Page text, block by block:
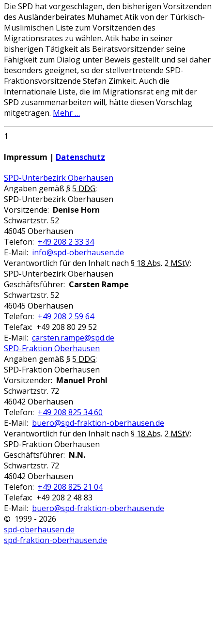
Die SPD hat vorgeschlagen, den bisherigen Vorsitzenden
des Ausländerbeirates Muhamet Atik von der Türkisch-
Muslimischen Liste zum Vorsitzenden des
Migrationsrates zu wählen. Atik habe in seiner
bisherigen Tätigkeit als Beiratsvorsitzender seine
Fähigkeit zum Dialog unter Beweis gestellt und sei daher
besonders geeignet, so der stellvertretende SPD-
Fraktionsvorsitzende Stefan Zimkeit. Auch die
Internationale Liste, die im Migrationsrat eng mit der
SPD zusammenarbeiten will, hätte diesen Vorschlag
mitgetragen. Mehr …
1
Impressum | Datenschutz
SPD-Unterbezirk Oberhausen
Angaben gemäß § 5 DDG:
SPD-Unterbezirk Oberhausen
Vorsitzende: Denise Horn
Schwartzstr. 52
46045 Oberhausen
Telefon: +49 208 2 33 34
E-Mail: info@spd-oberhausen.de
Verantwortlich für den Inhalt nach § 18 Abs. 2 MStV:
SPD-Unterbezirk Oberhausen
Geschäftsführer: Carsten Rampe
Schwartzstr. 52
46045 Oberhausen
Telefon: +49 208 2 59 64
Telefax: +49 208 80 29 52
E-Mail: carsten.rampe@spd.de
SPD-Fraktion Oberhausen
Angaben gemäß § 5 DDG:
SPD-Fraktion Oberhausen
Vorsitzender: Manuel Prohl
Schwartzstr. 72
46042 Oberhausen
Telefon: +49 208 825 34 60
E-Mail: buero@spd-fraktion-oberhausen.de
Verantwortlich für den Inhalt nach § 18 Abs. 2 MStV:
SPD-Fraktion Oberhausen
Geschäftsführer: N.N.
Schwartzstr. 72
46042 Oberhausen
Telefon: +49 208 825 21 04
Telefax: +49 208 2 48 83
E-Mail: buero@spd-fraktion-oberhausen.de
© 1999 - 2026
spd-oberhausen.de
spd-fraktion-oberhausen.de